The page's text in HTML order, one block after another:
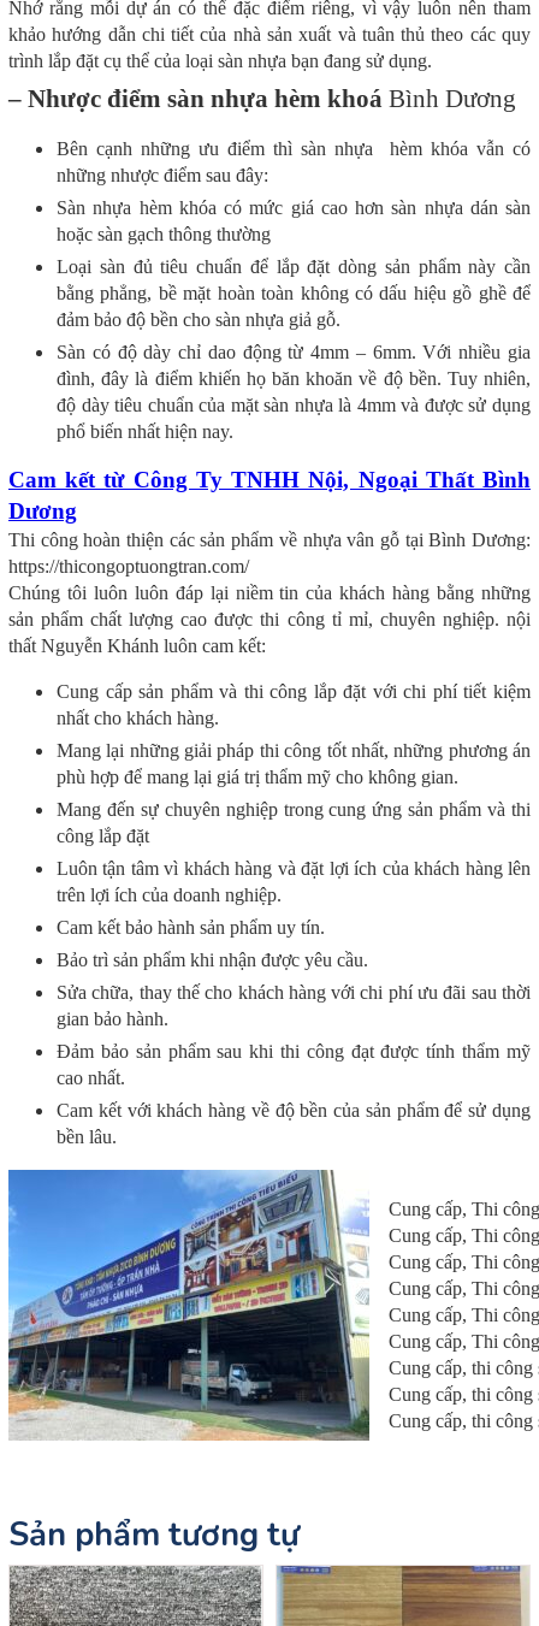
Nhớ rằng mỗi dự án có thể đặc điểm riêng, vì vậy luôn nên tham
khảo hướng dẫn chi tiết của nhà sản xuất và tuân thủ theo các quy
trình lắp đặt cụ thể của loại sàn nhựa bạn đang sử dụng.
– Nhược điểm sàn nhựa hèm khoá Bình Dương
Bên cạnh những ưu điểm thì sàn nhựa hèm khóa vẫn có
những nhược điểm sau đây:
Sàn nhựa hèm khóa có mức giá cao hơn sàn nhựa dán sàn
hoặc sàn gạch thông thường
Loại sàn đủ tiêu chuẩn để lắp đặt dòng sản phẩm này cần
bằng phẳng, bề mặt hoàn toàn không có dấu hiệu gồ ghề để
đảm bảo độ bền cho sàn nhựa giả gỗ.
Sàn có độ dày chỉ dao động từ 4mm – 6mm. Với nhiều gia
đình, đây là điểm khiến họ băn khoăn về độ bền. Tuy nhiên,
độ dày tiêu chuẩn của mặt sàn nhựa là 4mm và được sử dụng
phổ biến nhất hiện nay.
Cam kết từ Công Ty TNHH Nội, Ngoại Thất Bình
Dương
Thi công hoàn thiện các sản phẩm về nhựa vân gỗ tại Bình Dương:
https://thicongoptuongtran.com/
Chúng tôi luôn luôn đáp lại niềm tin của khách hàng bằng những
sản phẩm chất lượng cao được thi công tỉ mỉ, chuyên nghiệp. nội
thất Nguyễn Khánh luôn cam kết:
Cung cấp sản phẩm và thi công lắp đặt với chi phí tiết kiệm
nhất cho khách hàng.
Mang lại những giải pháp thi công tốt nhất, những phương án
phù hợp để mang lại giá trị thẩm mỹ cho không gian.
Mang đến sự chuyên nghiệp trong cung ứng sản phẩm và thi
công lắp đặt
Luôn tận tâm vì khách hàng và đặt lợi ích của khách hàng lên
trên lợi ích của doanh nghiệp.
Cam kết bảo hành sản phẩm uy tín.
Bảo trì sản phẩm khi nhận được yêu cầu.
Sửa chữa, thay thế cho khách hàng với chi phí ưu đãi sau thời
gian bảo hành.
Đảm bảo sản phẩm sau khi thi công đạt được tính thẩm mỹ
cao nhất.
Cam kết với khách hàng về độ bền của sản phẩm để sử dụng
bền lâu.
Cung cấp, Thi
Cung cấp, Thi
Cung cấp, Thi
Cung cấp, Thi
Cung cấp, Thi
Cung cấp, Thi
Cung cấp, thi
Cung cấp, thi
Cung cấp, thi
Sản phẩm tương tự